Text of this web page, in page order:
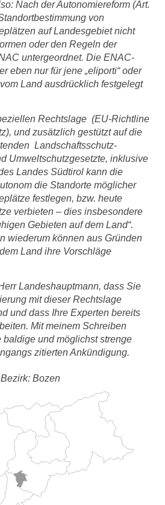
Nach der Autonomiereform (Art.
von
auf Landesgebiet nicht
oder den Regeln der
untergeordnet. Die ENAC-
eben nur für jene „eliporti“ oder
Land ausdrücklich festgelegt
Rechtslage (EU-Richtline
und zusätzlich gestützt auf die
Landschaftsschutz-
Umweltschutzgesetzte, inklusive
Landes Südtirol kann die
die Standorte möglicher
festlegen, bzw. heute
verbieten – dies insbesondere
Gebieten auf dem Land“.
wiederum können aus Gründen
Land ihre Vorschläge
Landeshauptmann, dass Sie
mit dieser Rechtslage
und dass Ihre Experten bereits
Mit meinem Schreiben
baldige und möglichst strenge
zitierten Ankündigung.
Bezirk: Bozen